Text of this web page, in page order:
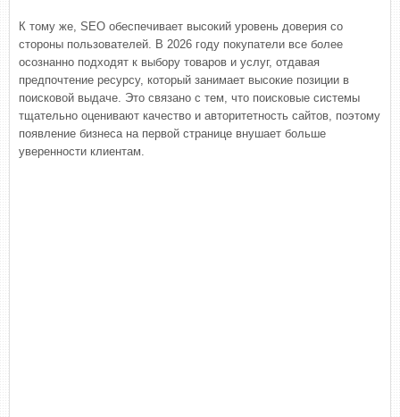
К тому же, SEO обеспечивает высокий уровень доверия со
стороны пользователей. В 2026 году покупатели все более
осознанно подходят к выбору товаров и услуг, отдавая
предпочтение ресурсу, который занимает высокие позиции в
поисковой выдаче. Это связано с тем, что поисковые системы
тщательно оценивают качество и авторитетность сайтов, поэтому
появление бизнеса на первой странице внушает больше
уверенности клиентам.